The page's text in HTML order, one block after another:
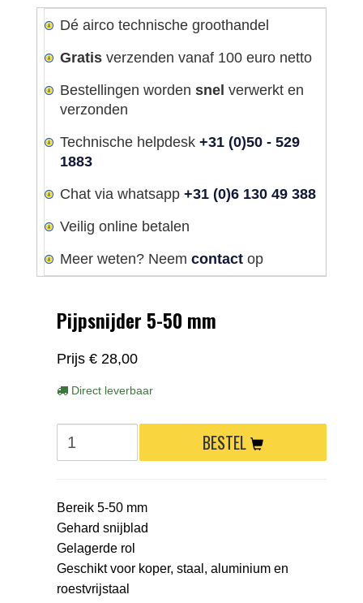
Dé airco technische groothandel
Gratis verzenden vanaf 100 euro netto
Bestellingen worden snel verwerkt en
verzonden
Technische helpdesk +31 (0)50 - 529
1883
Chat via whatsapp +31 (0)6 130 49 388
Veilig online betalen
Meer weten? Neem contact op
Pijpsnijder 5-50 mm
Prijs € 28,00
Direct leverbaar
BESTEL
Bereik 5-50 mm
Gehard snijblad
Gelagerde rol
Geschikt voor koper, staal, aluminium en
roestvrijstaal